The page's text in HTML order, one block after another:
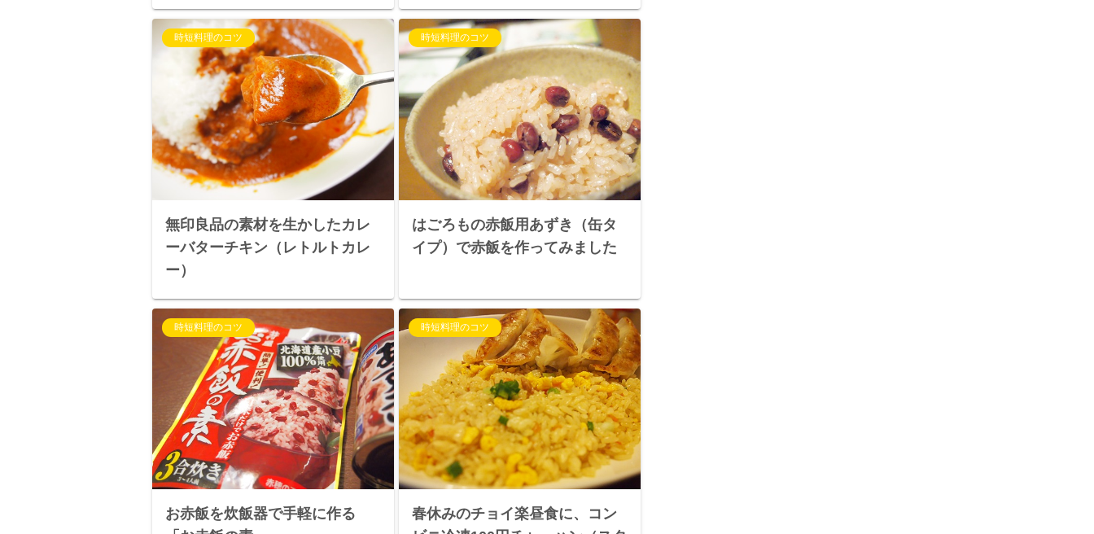
時短料理のコツ
無印良品の素材を生かしたカレ
ーバターチキン（レトルトカレ
ー）
時短料理のコツ
はごろもの赤飯用あずき（缶タ
イプ）で赤飯を作ってみました
時短料理のコツ
お赤飯を炊飯器で手軽に作る
時短料理のコツ
春休みのチョイ楽昼食に、コン